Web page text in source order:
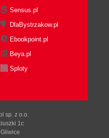
Sensus.pl
DlaBystrzakow.pl
Ebookpoint.pl
Beya.pl
Sploty
sp. z o.o.
1c